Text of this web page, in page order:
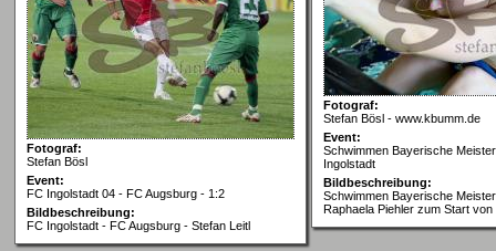
Fotograf:
Stefan Bösl
Event:
FC Ingolstadt 04 - FC Augsburg - 1:2
Bildbeschreibung:
FC Ingolstadt - FC Augsburg - Stefan Leitl
Fotograf:
Stefan Bösl - www.kbumm.de
Event:
Schwimmen Bayerische
Ingolstadt
Bildbeschreibung:
Schwimmen Bayerische
Raphaela Piehler zum Start